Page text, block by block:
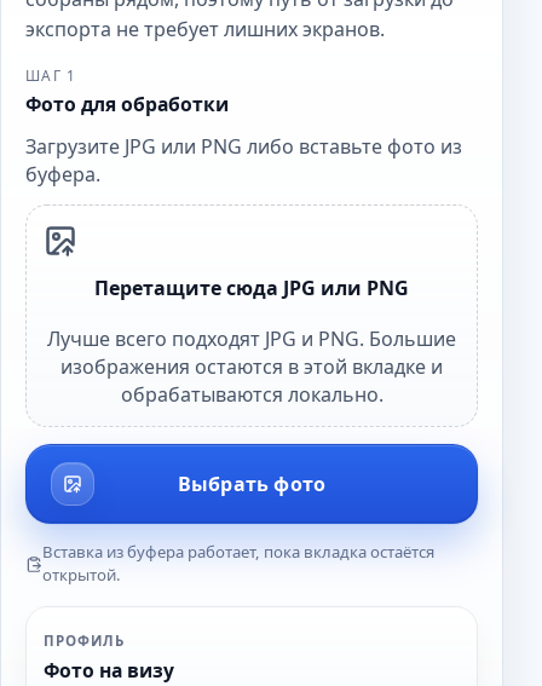
экспорта не требует лишних экранов.
ШАГ 1
Фото для обработки
Загрузите JPG или PNG либо вставьте фото из
буфера.
Перетащите сюда JPG или PNG
Лучше всего подходят JPG и PNG. Большие
изображения остаются в этой вкладке и
обрабатываются локально.
Выбрать фото
Вставка из буфера работает, пока вкладка остаётся
открытой.
ПРОФИЛЬ
Фото на визу